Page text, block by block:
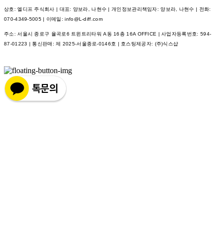
상호: 엘디프 주식회사 | 대표: 양보라, 나현수 | 개인정보관리책임자: 양보라, 나현수 | 전화:
070-4349-5005 | 이메일: info@L-diff.com
주소: 서울시 종로구 율곡로6 트윈트리타워 A동 16층 16A OFFICE | 사업자등록번호: 594-
87-01223 | 통신판매:제 2025-서울종로-0146호 | 호스팅제공자: (주)식스샵